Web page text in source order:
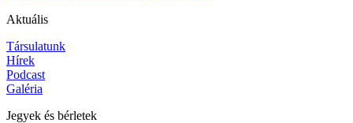
Aktuális
Társulatunk
Hírek
Podcast
Galéria
Jegyek és bérletek